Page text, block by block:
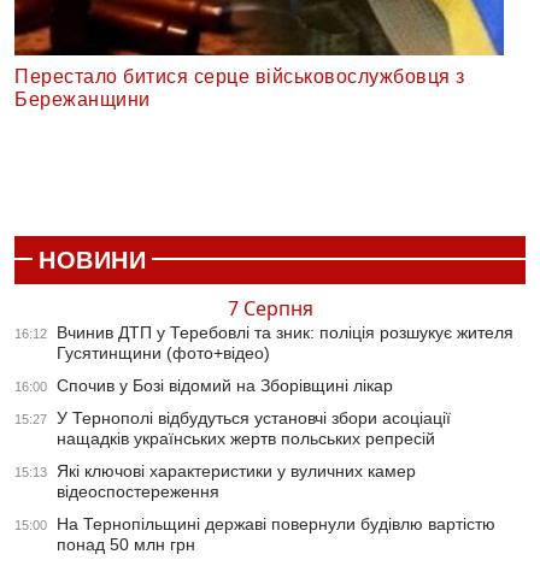
Перестало битися серце військовослужбовця з
Бережанщини
НОВИНИ
7 Серпня
16:12
Вчинив ДТП у Теребовлі та зник: поліція розшукує жителя
Гусятинщини (фото+відео)
16:00 Спочив у Бозі відомий на Зборівщині лікар
15:27
У Тернополі відбудуться установчі збори асоціації
нащадків українських жертв польських репресій
15:13
Які ключові характеристики у вуличних камер
відеоспостереження
15:00
На Тернопільщині державі повернули будівлю вартістю
понад 50 млн грн